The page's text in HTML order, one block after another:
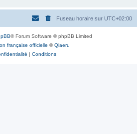
Fuseau horaire sur UTC+02:00
® Forum Software © phpBB Limited
française officielle ©Qiaeru
| Conditions